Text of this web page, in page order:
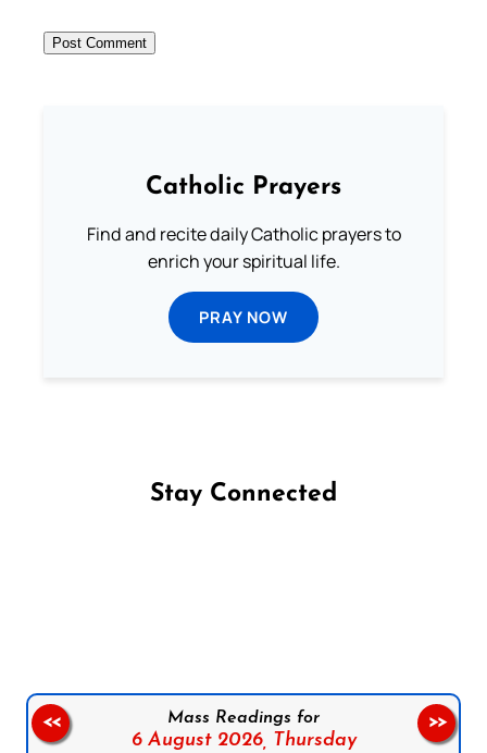
Catholic Prayers
Find and recite daily Catholic prayers to
enrich your spiritual life.
PRAY NOW
Stay Connected
Mass Readings for
6 August 2026, Thursday
<< >>